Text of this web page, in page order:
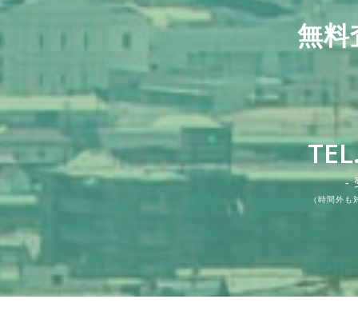
水栓金具交換 ビフォー→
種類 ：キッチン
弊社で管理させていただいてい
VIEW MORE
ダイニングキッチン
種類 ：キッチン
ダイニングキッチン
VIEW MORE
外壁塗装
外壁
外壁塗装 before→after リフォ
ベーションから建物解体まで、
なら『住まいるプラス』へご相談
アパートの通路・階段、
種類 ：その他
アパートの共用通路、階段の防
VIEW MORE
掃き出し窓交換
その他
縁側掃き出し窓 before→after
アルミサッシに変更、窓枠の歪
れました。 サッシ回りはシーリ...
無料
-
（時間外も